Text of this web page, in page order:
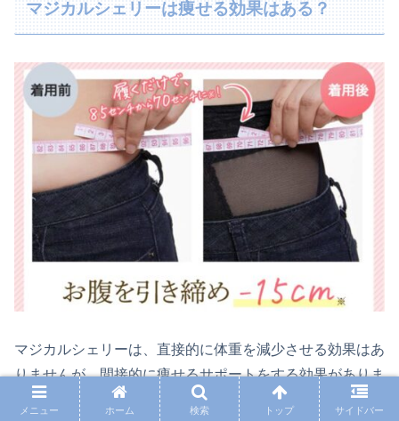
マジカルシェリーは痩せる効果はある？
マジカルシェリーは、直接的に体重を減少させる効果はあ
りませんが、間接的に痩せるサポートをする効果がありま
す。
メニュー ホーム 検索 トップ サイドバー